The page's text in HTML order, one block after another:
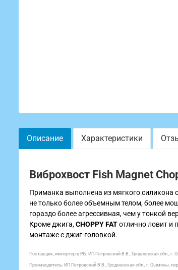
Описание Характеристики
Виброхвост Fish Magnet
Приманка выполнена из мягкого
не только более объемным телом, более
гораздо более агрессивная, чем у тонкой
Кроме джига,CHOPPY FATотлично ловит и
монтаже c джиг-головкой.
Поставщик, импортер в РБ: ИП Петровский В.В., Гродненская обл., г.
Производитель:ИП Петровский В.В., Гродненская обл., г. Ошмяны,